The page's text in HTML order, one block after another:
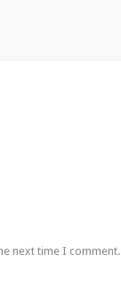
next time I comment.